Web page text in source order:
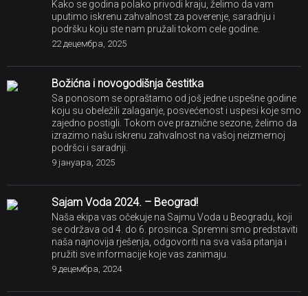
koju su obeležili zalaganje, posvećenost i uspesi koje smo
zajedno postigli. Tokom ove praznične sezone, želimo da
izrazimo našu iskrenu zahvalnost na vašoj neizmernoj
podršci i saradnji.
Sajam Voda 2024. – Beograd!
Naša ekipa vas očekuje na Sajmu Voda u Beogradu, koji
se održava od 4. do 6. prosinca. Spremni smo predstaviti
naša najnovija rješenja, odgovoriti na sva vaša pitanja i
pružiti sve informacije koje vas zanimaju.
9 децембра, 2024
Božićna i novogodišnja čestitka
Sa ponosom se opraštamo od još jedne uspešne godine
koju su obeležili zalaganje, posvećenost i uspesi koje smo
zajedno postigli.
21 децембра, 2023